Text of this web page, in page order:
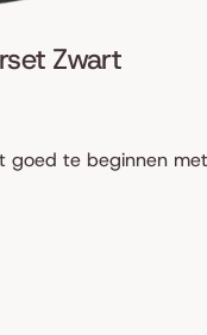
Zwart
goed te beginnen met